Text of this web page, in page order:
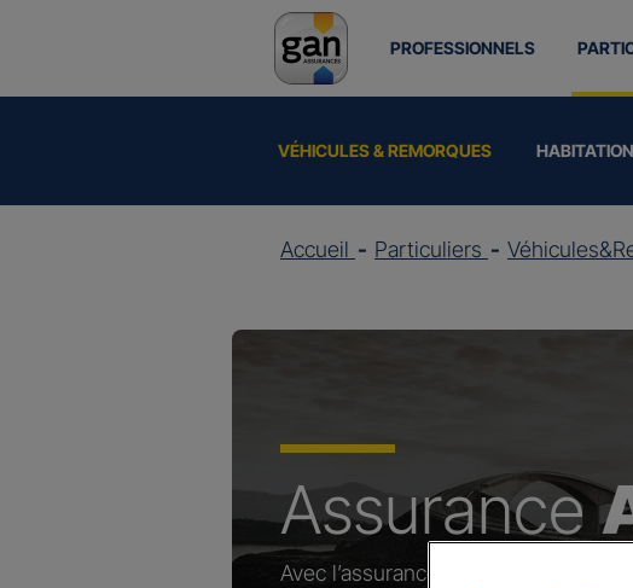
PROFESSIONNELS
VÉHICULES & REMORQUES
Accueil Particuliers
Assurance
Avec l’assurance pour votre auto